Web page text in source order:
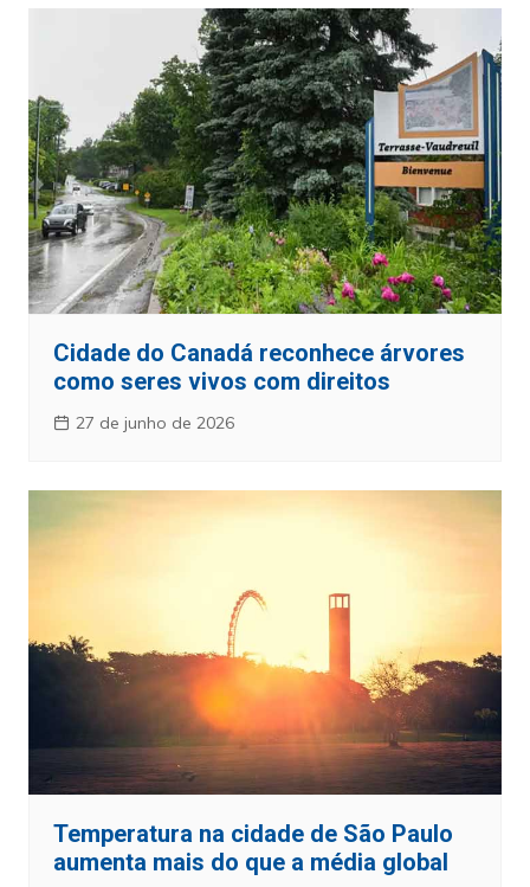
Cidade do Canadá reconhece árvores
como seres vivos com direitos
27 de junho de 2026
Temperatura na cidade de São Paulo
aumenta mais do que a média global